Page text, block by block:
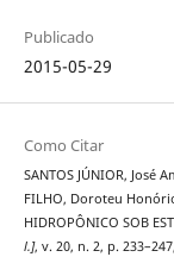
Publicado
2015-05-29
Como Citar
SANTOS JÚNIOR, José
FILHO, Doroteu
HIDROPÔNICO SOB
l.], v. 20, n. 2, p.